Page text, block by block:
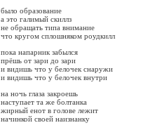
было образование
а это галимый скиллз
не обращать типа внимание
что кругом сплошняком роудкилл
пока напарник забылся
прёшь от зари до зари
и видишь что у белочек снаружи
и видишь что у белочек внутри
на ночь глаза закроешь
наступает та же болтанка
жирный енот в голове лежит
начинкой своей наизнанку